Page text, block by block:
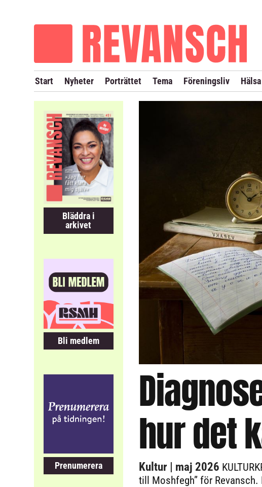
Start Nyheter Porträttet Tema Föreningsliv Hälsa
OM REVANSCH TIDIGARE NUMMER
hur det
Kultur| maj 2026
till Moshfegh” för
Bläddra i
arkivet
Bli medlem
Prenumerera